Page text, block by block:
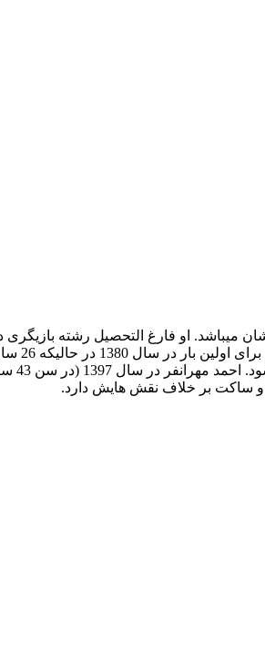
بازیگر دوست داشتنی سینما و تلویزیون ایران، متولد 10 خرداد ماه
و ساکت بر خلاف نقش هایش دارد.